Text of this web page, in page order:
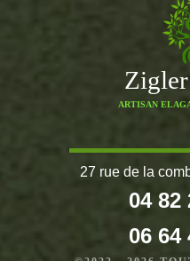
Zigler
ARTISAN
27 rue de la
04 82
06 64